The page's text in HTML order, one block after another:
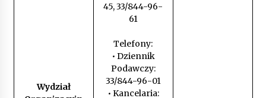
Wydział
45, 33/844-96-
61
Telefony:
• Dziennik
Podawczy:
33/844-96-01
• Kancelaria: